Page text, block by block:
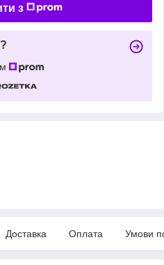
з
Доставка Оплата Умови